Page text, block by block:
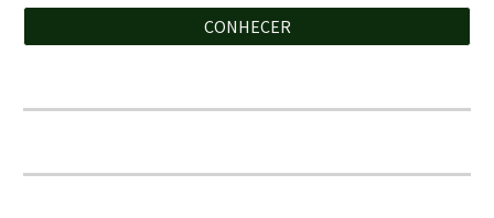
CONHECER